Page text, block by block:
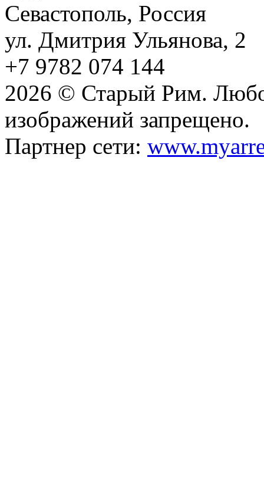
Севастополь, Россия
ул. Дмитрия Ульянова, 2
+7 9782 074 144
2026 © Старый Рим.
изображений запрещено.
Партнер сети: